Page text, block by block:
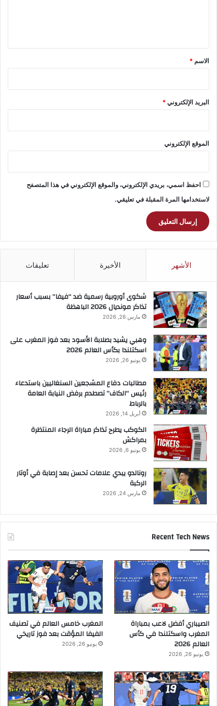
*
الاسم *
البريد الإلكتروني*
الموقع الإلكتروني
احفظ اسمي، بريدي الإلكتروني، والموقع الإلكتروني في هذا المتصفح
لاستخدامها المرة المقبلة في تعليقي.
الأشهر الأخيرة تعليقات
شكوى أوروبية رسمية ضد “فيفا” بسبب أسعار
تذاكر مونديال 2026 الباهظة
مارس 26, 2026
وهبي يشيد بصلابة الأسود بعد فوز المغرب على
اسكتلندا بكأس العالم 2026
يونيو 26, 2026
مطالبات دفاع المشجعين السنغاليين باستدعاء
رئيس “الكاف” تصطدم برفض النيابة العامة
بالرباط
أبريل 14, 2026
الكوكب يطرح تذاكر مباراة الرجاء المنتظرة
بمراكش
يونيو 6, 2026
رونالدو يبدي علامات تحسن بعد إصابة في أوتار
الركبة
مارس 24, 2026
Recent Tech News
الصيباري أفضل لاعب بمباراة
المغرب واسكتلندا في كأس
العالم 2026
يونيو 26, 2026
المغرب خامس العالم في تصنيف
الفيفا المؤقت بعد فوز تاريخي
يونيو 26, 2026